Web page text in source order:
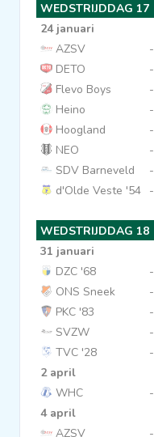
WEDSTRIJDDAG 17
24 januari
AZSV
-
DETO
-
Flevo Boys
-
Heino
-
Hoogland
-
NEO
-
SDV Barneveld
-
d'Olde Veste '54 -
WEDSTRIJDDAG 18
31 januari
DZC '68
-
ONS Sneek
-
PKC '83
-
SVZW
-
TVC '28
-
2 april
WHC
-
4 april
AZSV
-